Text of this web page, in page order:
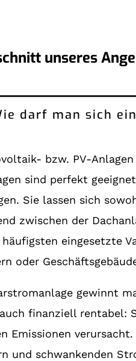
unseres
darf man sich
bzw. PV-
sind perfekt
Sie lassen sich
zwischen der
eingesetzte
oder
gewinnt
finanziell
Emissionen
und schwankenden